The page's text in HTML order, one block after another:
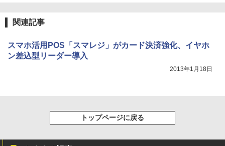
関連記事
スマホ活用POS「スマレジ」がカード決済強化、イヤホ
ン差込型リーダー導入
2013年1月18日
トップページに戻る